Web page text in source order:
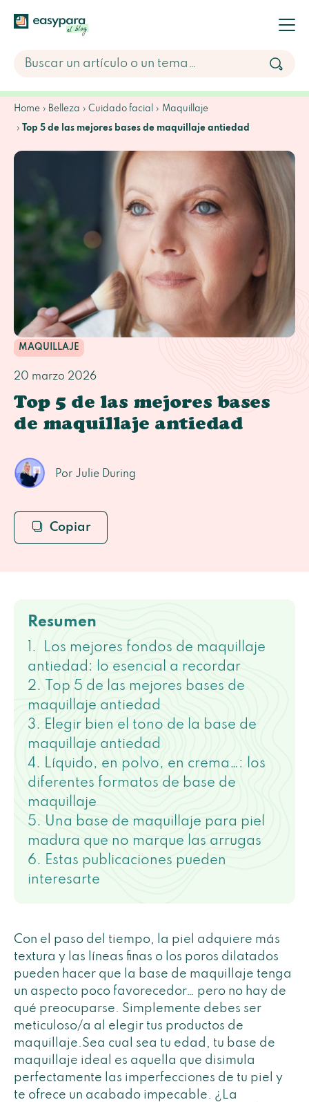
Home Belleza Cuidado facial Maquillaje
Top 5 de las mejores bases de maquillaje antiedad
MAQUILLAJE
20 marzo 2026
Top 5 de las mejores bases
de maquillaje antiedad
Por Julie During
Copiar
Resumen
Los mejores fondos de maquillaje
antiedad: lo esencial a recordar
Top 5 de las mejores bases de
maquillaje antiedad
Elegir bien el tono de la base de
maquillaje antiedad
Líquido, en polvo, en crema…: los
diferentes formatos de base de
maquillaje
Una base de maquillaje para piel
madura que no marque las arrugas
Estas publicaciones pueden
interesarte
Con el paso del tiempo, la piel adquiere más
textura y las líneas finas o los poros dilatados
pueden hacer que la base de maquillaje tenga
un aspecto poco favorecedor… pero no hay de
qué preocuparse. Simplemente debes ser
meticuloso/a al elegir tus productos de
maquillaje.Sea cual sea tu edad, tu base de
maquillaje ideal es aquella que disimula
perfectamente las imperfecciones de tu piel y
te ofrece un acabado impecable. ¿La